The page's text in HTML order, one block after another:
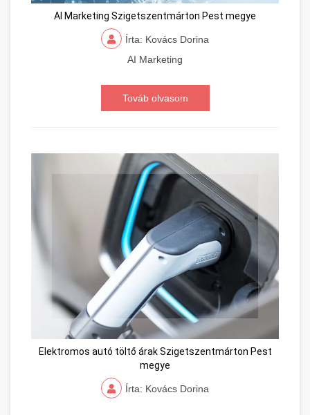
AI Marketing Szigetszentmárton Pest megye
Írta: Kovács Dorina
AI Marketing
Továb olvasom
Elektromos autó töltő árak Szigetszentmárton Pest
megye
Írta: Kovács Dorina